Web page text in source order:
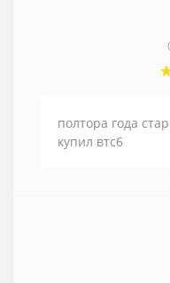
полтора года
купил втс6